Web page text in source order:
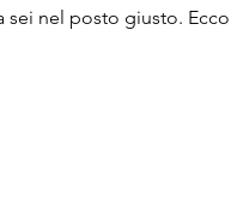
sei nel posto giusto. Ecco